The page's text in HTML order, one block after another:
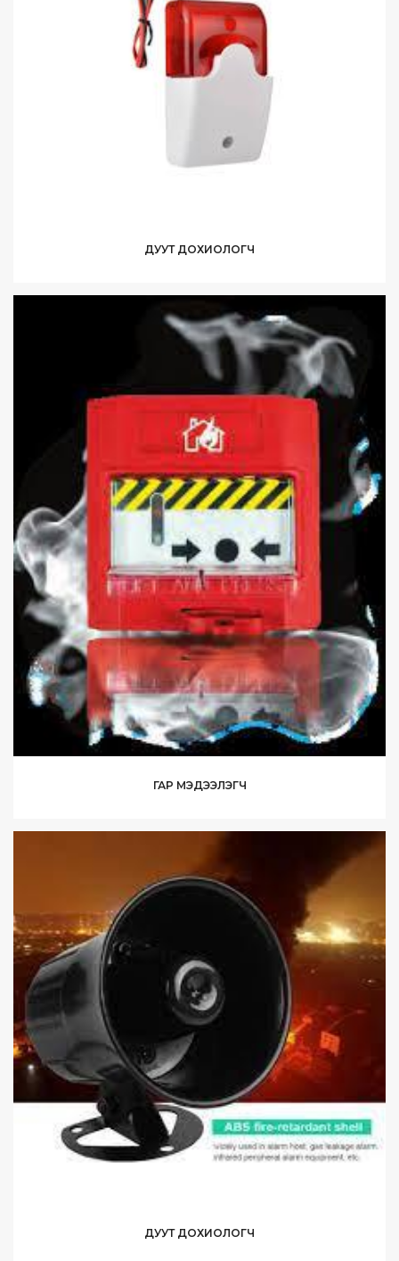
ДУУТ ДОХИОЛОГЧ
ГАР МЭДЭЭЛЭГЧ
ДУУТ ДОХИОЛОГЧ